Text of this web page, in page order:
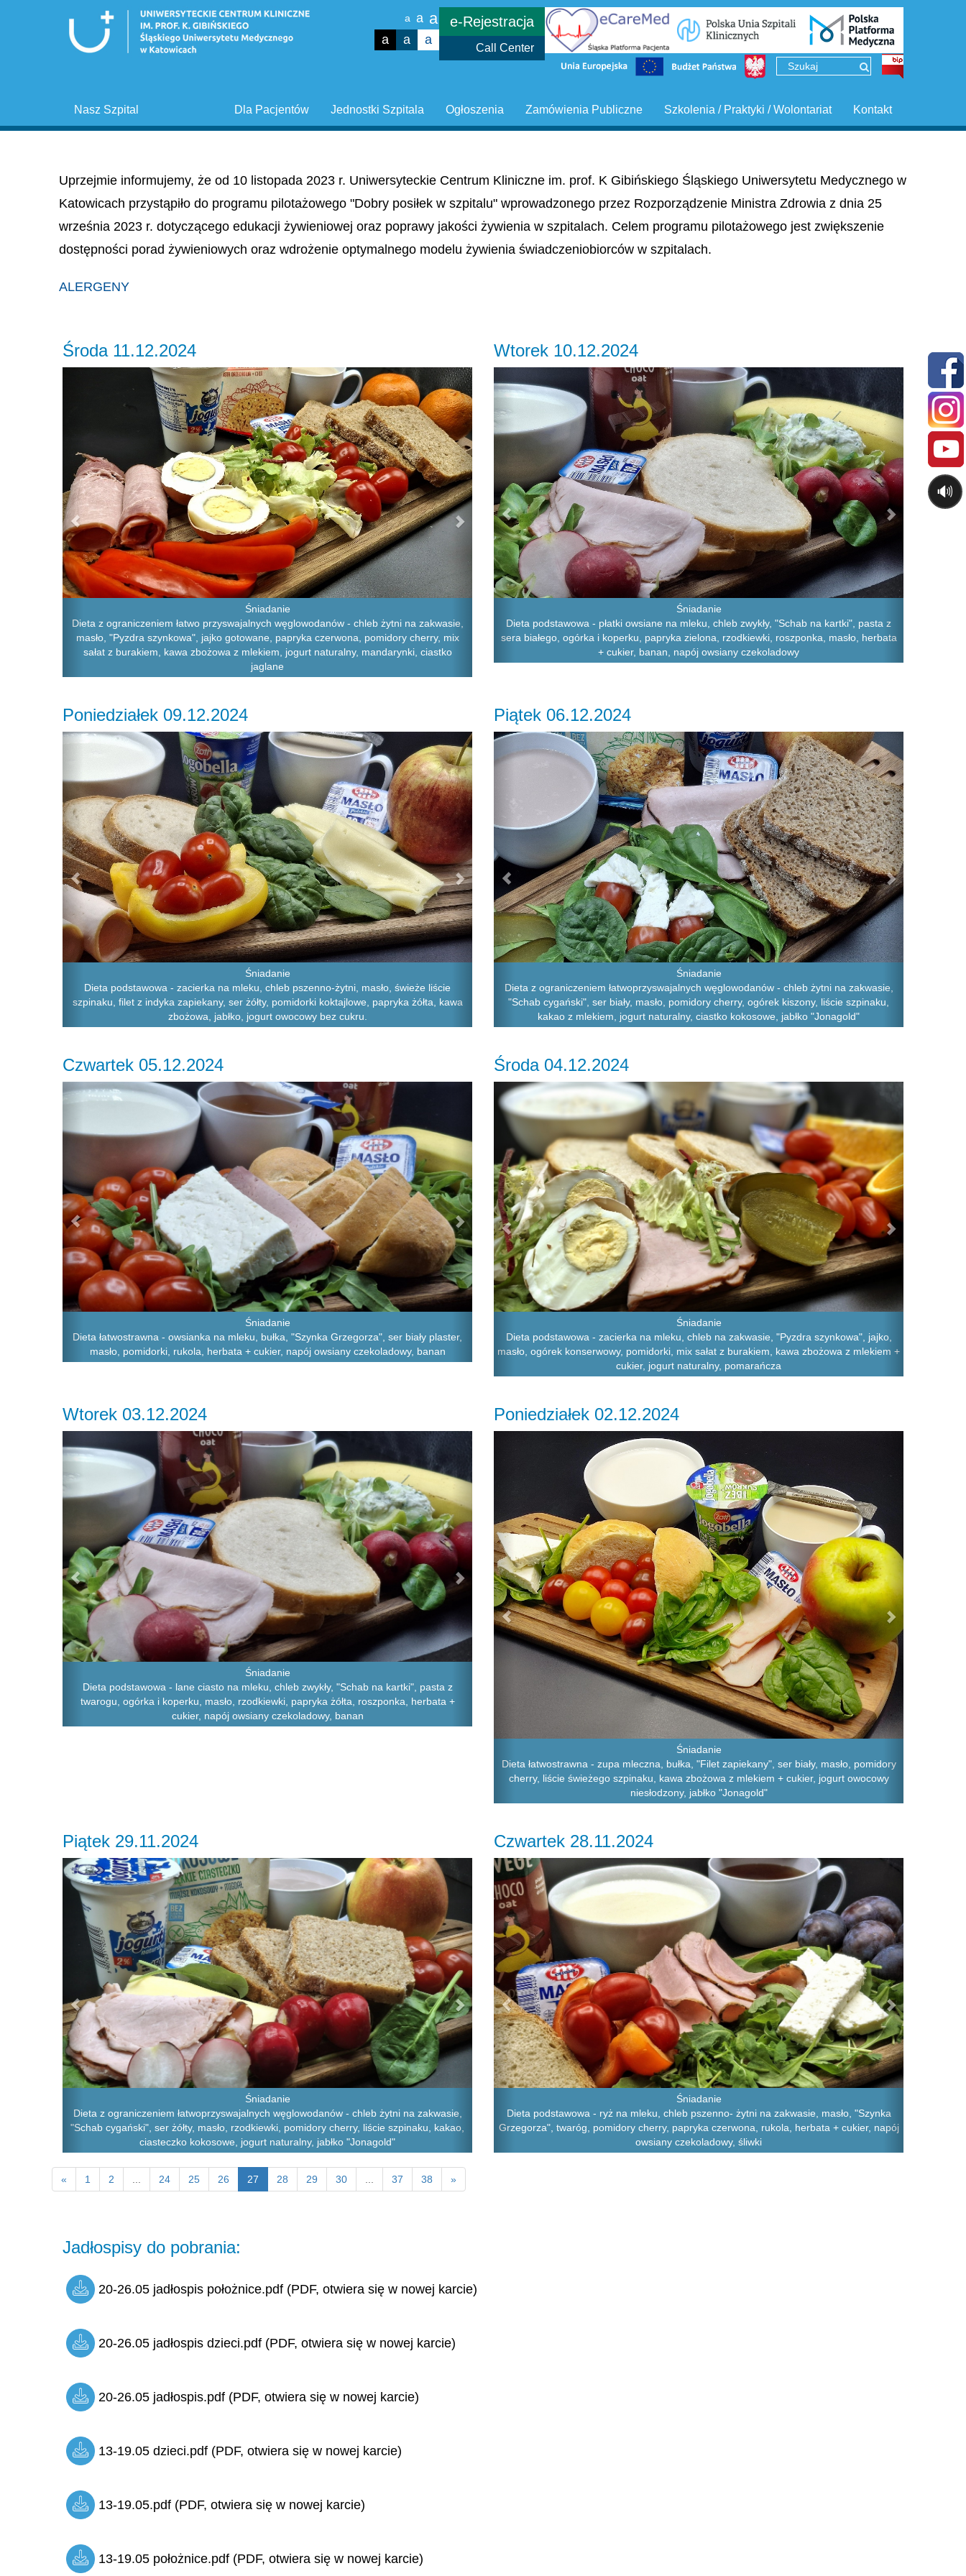
a a a
a a a
e-Rejestracja
Call Center
Kontakt
Szkolenia / Praktyki / Wolontariat
Zamówienia Publiczne
Ogłoszenia
Jednostki Szpitala
Dla Pacjentów
Nasz Szpital
Uprzejmie informujemy, że od 10 listopada 2023 r. Uniwersyteckie Centrum Kliniczne im. prof. K Gibińskiego Śląskiego Uniwersytetu Medycznego w
Katowicach przystąpiło do programu pilotażowego "Dobry posiłek w szpitalu" wprowadzonego przez Rozporządzenie Ministra Zdrowia z dnia 25
września 2023 r. dotyczącego edukacji żywieniowej oraz poprawy jakości żywienia w szpitalach. Celem programu pilotażowego jest zwiększenie
dostępności porad żywieniowych oraz wdrożenie optymalnego modelu żywienia świadczeniobiorców w szpitalach.
ALERGENY
Środa 11.12.2024
Śniadanie
Dieta z ograniczeniem łatwo przyswajalnych węglowodanów - chleb żytni na zakwasie,
masło, "Pyzdra szynkowa", jajko gotowane, papryka czerwona, pomidory cherry, mix
sałat z burakiem, kawa zbożowa z mlekiem, jogurt naturalny, mandarynki, ciastko
jaglane
Next
Wtorek 10.12.2024
Śniadanie
Dieta podstawowa - płatki owsiane na mleku, chleb zwykły, "Schab na kartki", pasta z
sera białego, ogórka i koperku, papryka zielona, rzodkiewki, roszponka, masło, herbata
+ cukier, banan, napój owsiany czekoladowy
Next
Poniedziałek 09.12.2024
Śniadanie
Dieta podstawowa - zacierka na mleku, chleb pszenno-żytni, masło, świeże liście
szpinaku, filet z indyka zapiekany, ser żółty, pomidorki koktajlowe, papryka żółta, kawa
zbożowa, jabłko, jogurt owocowy bez cukru.
Previous Next
Piątek 06.12.2024
Śniadanie
Dieta z ograniczeniem łatwoprzyswajalnych węglowodanów - chleb żytni na zakwasie,
"Schab cygański", ser biały, masło, pomidory cherry, ogórek kiszony, liście szpinaku,
kakao z mlekiem, jogurt naturalny, ciastko kokosowe, jabłko "Jonagold"
Previous
Czwartek 05.12.2024
Śniadanie
Dieta łatwostrawna - owsianka na mleku, bułka, "Szynka Grzegorza", ser biały plaster,
masło, pomidorki, rukola, herbata + cukier, napój owsiany czekoladowy, banan
Previous
Środa 04.12.2024
Śniadanie
Dieta podstawowa - zacierka na mleku, chleb na zakwasie, "Pyzdra szynkowa", jajko,
masło, ogórek konserwowy, pomidorki, mix sałat z burakiem, kawa zbożowa z mlekiem +
cukier, jogurt naturalny, pomarańcza
Previous
Wtorek 03.12.2024
Śniadanie
Dieta podstawowa - lane ciasto na mleku, chleb zwykły, "Schab na kartki", pasta z
twarogu, ogórka i koperku, masło, rzodkiewki, papryka żółta, roszponka, herbata +
cukier, napój owsiany czekoladowy, banan
Poniedziałek 02.12.2024
Śniadanie
Dieta łatwostrawna - zupa mleczna, bułka, "Filet zapiekany", ser biały, masło, pomidory
cherry, liście świeżego szpinaku, kawa zbożowa z mlekiem + cukier, jogurt owocowy
niesłodzony, jabłko "Jonagold"
Piątek 29.11.2024
Śniadanie
Dieta z ograniczeniem łatwoprzyswajalnych węglowodanów - chleb żytni na zakwasie,
"Schab cygański", ser żółty, masło, rzodkiewki, pomidory cherry, liście szpinaku, kakao,
ciasteczko kokosowe, jogurt naturalny, jabłko "Jonagold"
Previous
Czwartek 28.11.2024
Śniadanie
Dieta podstawowa - ryż na mleku, chleb pszenno- żytni na zakwasie, masło, "Szynka
Grzegorza", twaróg, pomidory cherry, papryka czerwona, rukola, herbata + cukier, napój
owsiany czekoladowy, śliwki
Previous Next
« 1 2 ... 24 25 26 27 28 29 30 ... 37 38 »
Jadłospisy do pobrania:
20-26.05 jadłospis położnice.pdf (PDF, otwiera się w nowej karcie)
20-26.05 jadłospis dzieci.pdf (PDF, otwiera się w nowej karcie)
20-26.05 jadłospis.pdf (PDF, otwiera się w nowej karcie)
13-19.05 dzieci.pdf (PDF, otwiera się w nowej karcie)
13-19.05.pdf (PDF, otwiera się w nowej karcie)
13-19.05 położnice.pdf (PDF, otwiera się w nowej karcie)
🔊